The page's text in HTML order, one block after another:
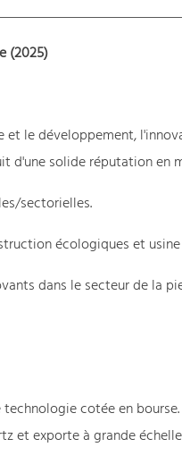
(2025)
et le développement,
d'une solide réputation en
sectorielles.
écologiques et
dans le secteur de la
cotée en
et exporte à grande